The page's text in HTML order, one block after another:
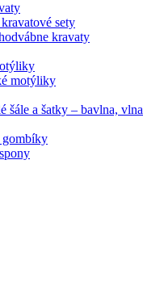
sety
kravaty
motýliky
šále a šatky – bavlna, vlna
gombíky